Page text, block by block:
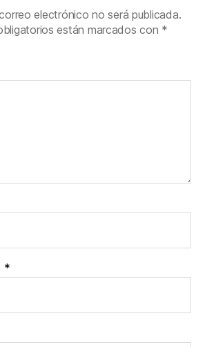
electrónico no será publicada.
están marcados con *
*